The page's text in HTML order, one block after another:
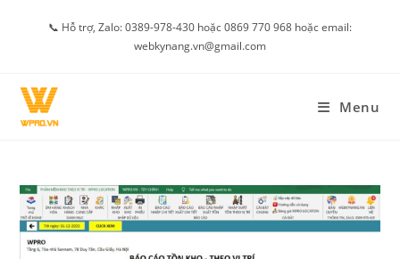
📞 Hỗ trợ, Zalo: 0389-978-430 hoặc 0869 770 968 hoặc email:
webkynang.vn@gmail.com
Menu